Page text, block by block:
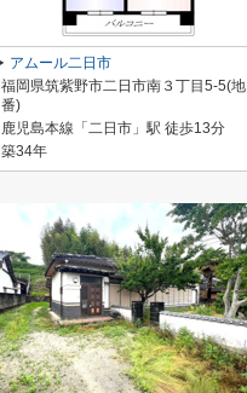
アムール二日市
福岡県筑紫野市二日市南３丁目5-5(地
番)
鹿児島本線「二日市」駅 徒歩13分
築34年